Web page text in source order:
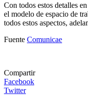
Con todos estos detalles
el modelo de espacio de
todos estos aspectos,
Fuente Comunicae
Compartir
Facebook
Twitter